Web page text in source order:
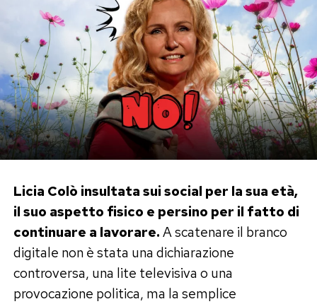
Licia Colò insultata sui social per la sua età,
il suo aspetto fisico e persino per il fatto di
continuare a lavorare.A scatenare il branco
digitale non è stata una dichiarazione
controversa, una lite televisiva o una
provocazione politica, ma la semplice